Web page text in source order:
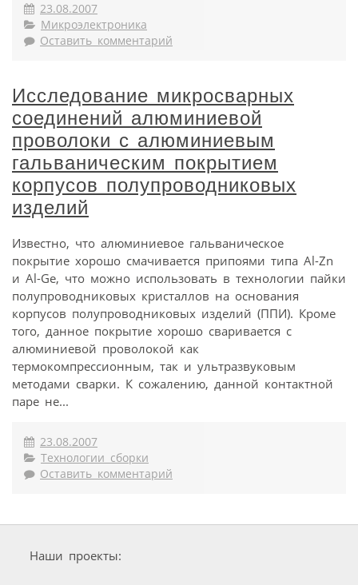
23.08.2007
Микроэлектроника
Оставить комментарий
Исследование микросварных
соединений алюминиевой
проволоки с алюминиевым
гальваническим покрытием
корпусов полупроводниковых
изделий
Известно, что алюминиевое гальваническое
покрытие хорошо смачивается припоями типа Al-Zn
и Al-Ge, что можно использовать в технологии пайки
полупроводниковых кристаллов на основания
корпусов полупроводниковых изделий (ППИ). Кроме
того, данное покрытие хорошо сваривается с
алюминиевой проволокой как
термокомпрессионным, так и ультразвуковым
методами сварки. К сожалению, данной контактной
паре не...
23.08.2007
Технологии сборки
Оставить комментарий
Наши проекты: